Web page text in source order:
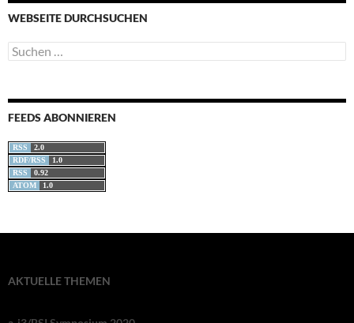
WEBSEITE DURCHSUCHEN
Suchen
nach:
FEEDS ABONNIEREN
RSS
2.0
RDF/RSS
1.0
RSS
0.92
ATOM
1.0
AKTUELLE THEMEN